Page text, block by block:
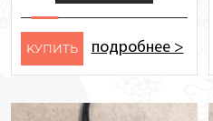
KУПИТЬ подробнее >